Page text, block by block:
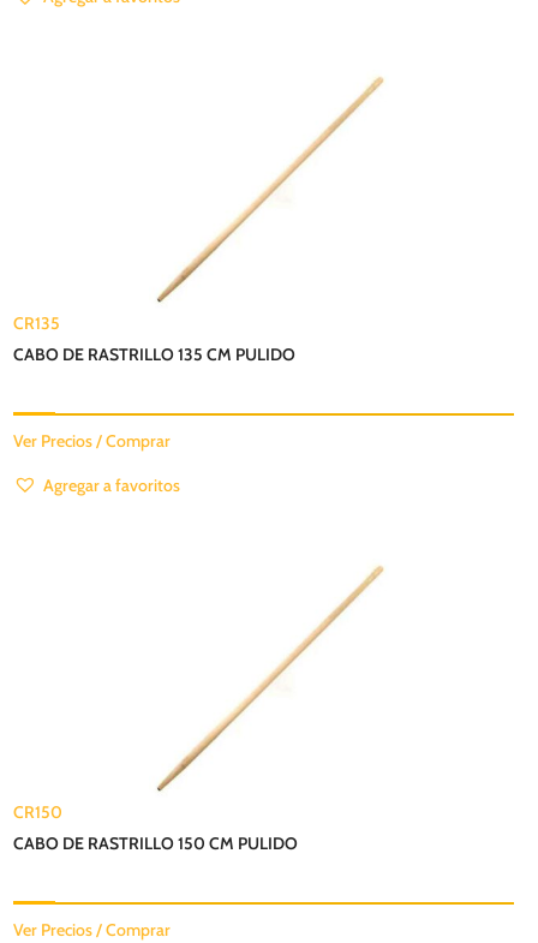
CR135
CABO DE RASTRILLO 135 CM PULIDO
Ver Precios / Comprar
Agregar a favoritos
CR150
CABO DE RASTRILLO 150 CM PULIDO
Ver Precios / Comprar